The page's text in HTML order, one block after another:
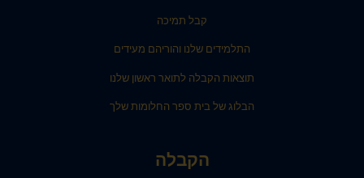
קבל תמיכה
התלמידים שלנו והוריהם מעידים
תוצאות הקבלה לתואר ראשון שלנו
הבלוג של בית ספר החלומות שלך
הקבלה